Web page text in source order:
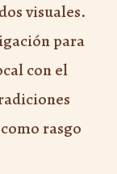
visuales.
para
con el
rasgo